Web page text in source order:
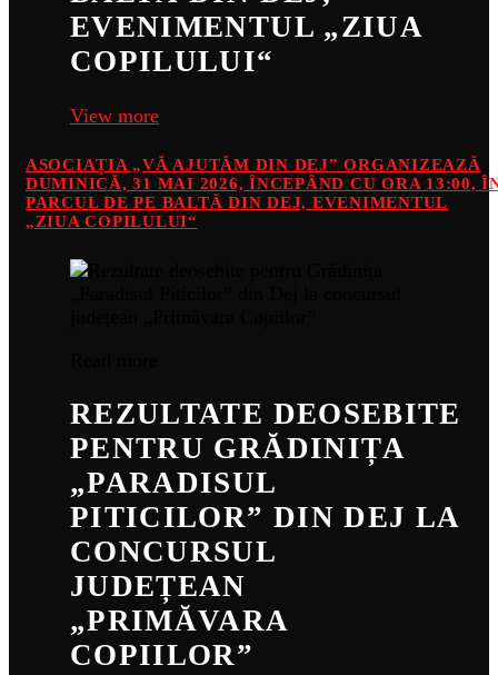
EVENIMENTUL „ZIUA
COPILULUI“
View more
ASOCIAȚIA „VĂ AJUTĂM DIN DEJ” ORGANIZEAZĂ
DUMINICĂ, 31 MAI 2026, ÎNCEPÂND CU ORA 13:00,
PARCUL DE PE BALTĂ DIN DEJ, EVENIMENTUL
„ZIUA COPILULUI“
REZULTATE DEOSEBITE
PENTRU GRĂDINIȚA
„PARADISUL
PITICILOR” DIN DEJ LA
CONCURSUL
JUDEȚEAN
„PRIMĂVARA
COPIILOR”